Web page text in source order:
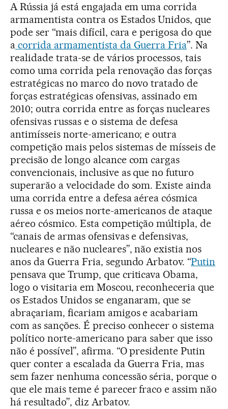
A Rússia já está engajada em uma corrida
armamentista contra os Estados Unidos, que
pode ser “mais difícil, cara e perigosa do que
acorrida armamentista da Guerra Fria”. Na
realidade trata-se de vários processos, tais
como uma corrida pela renovação das forças
estratégicas no marco do novo tratado de
forças estratégicas ofensivas, assinado em
2010; outra corrida entre as forças nucleares
ofensivas russas e o sistema de defesa
antimísseis norte-americano; e outra
competição mais pelos sistemas de mísseis de
precisão de longo alcance com cargas
convencionais, inclusive as que no futuro
superarão a velocidade do som. Existe ainda
uma corrida entre a defesa aérea cósmica
russa e os meios norte-americanos de ataque
aéreo cósmico. Esta competição múltipla, de
“canais de armas ofensivas e defensivas,
nucleares e não nucleares”, não existia nos
anos da Guerra Fria, segundo Arbatov. “Putin
pensava que Trump, que criticava Obama,
logo o visitaria em Moscou, reconheceria que
os Estados Unidos se enganaram, que se
abraçariam, ficariam amigos e acabariam
com as sanções. É preciso conhecer o sistema
político norte-americano para saber que isso
não é possível”, afirma. “O presidente Putin
quer conter a escalada da Guerra Fria, mas
sem fazer nenhuma concessão séria, porque o
que ele mais teme é parecer fraco e assim não
há resultado”, diz Arbatov.